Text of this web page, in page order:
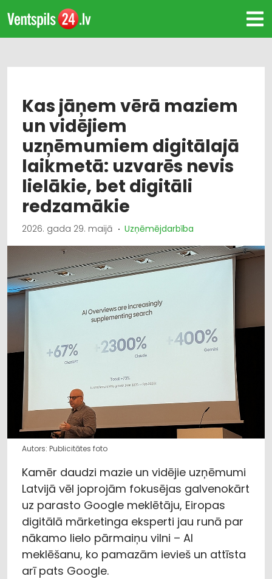
Kas jāņem vērā maziem
un vidējiem
uzņēmumiem digitālajā
laikmetā: uzvarēs nevis
lielākie, bet digitāli
redzamākie
2026. gada 29. maijā Uzņēmējdarbība
Autors: Publicitātes foto
Kamēr daudzi mazie un vidējie uzņēmumi
Latvijā vēl joprojām fokusējas galvenokārt
uz parasto Google meklētāju, Eiropas
digitālā mārketinga eksperti jau runā par
nākamo lielo pārmaiņu vilni – AI
meklēšanu, ko pamazām ievieš un attīsta
arī pats Google.